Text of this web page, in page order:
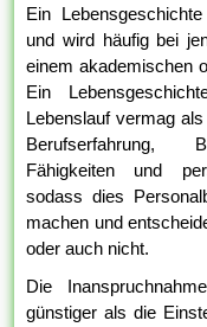
Ein
und wird häufig bei
einem akademischen
Ein
Lebenslauf vermag
Berufserfahrung,
Fähigkeiten und
sodass dies
machen und
oder auch nicht.
Die
günstiger als die